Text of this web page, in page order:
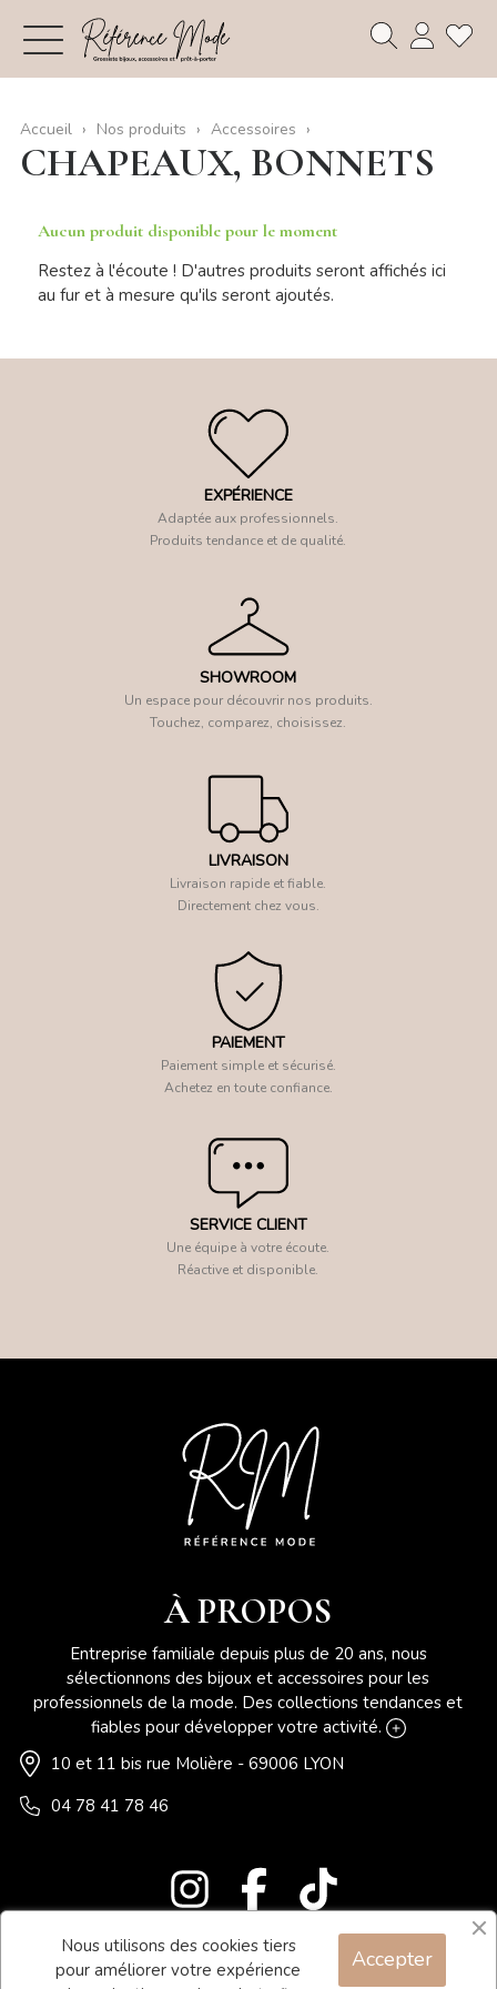
Accueil Nos produits Accessoires
CHAPEAUX, BONNETS
Aucun produit disponible pour le moment
Restez à l'écoute ! D'autres produits seront affichés ici
au fur et à mesure qu'ils seront ajoutés.
EXPÉRIENCE
Adaptée aux professionnels.
Produits tendance et de qualité.
SHOWROOM
Un espace pour découvrir nos produits.
Touchez, comparez, choisissez.
LIVRAISON
Livraison rapide et fiable.
Directement chez vous.
PAIEMENT
Paiement simple et sécurisé.
Achetez en toute confiance.
SERVICE CLIENT
Une équipe à votre écoute.
Réactive et disponible.
À PROPOS
Entreprise familiale depuis plus de 20 ans, nous
sélectionnons des bijoux et accessoires pour les
professionnels de la mode. Des collections tendances et
fiables pour développer votre activité.
10 et 11 bis rue Molière - 69006 LYON
04 78 41 78 46
Blog
Nous utilisons des cookies tiers
pour améliorer votre expérience
Accepter